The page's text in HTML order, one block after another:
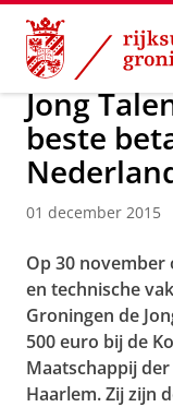
Skip
Content
Skip
Navigation
Over ons
Jong
beste
01 december 2015
Op 30
en technische
Groningen de
500 euro bij de
Maatschappij
Haarlem.Zij zijn